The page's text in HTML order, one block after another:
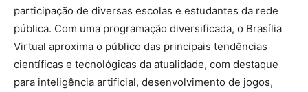
participação de diversas escolas e estudantes da rede
pública. Com uma programação diversificada, o Brasília
Virtual aproxima o público das principais tendências
científicas e tecnológicas da atualidade, com destaque
para inteligência artificial, desenvolvimento de jogos,